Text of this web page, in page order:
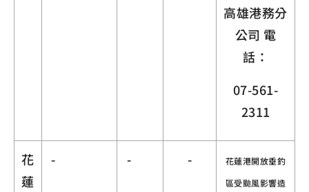
高雄港務分
公司 電
話：
07-561-
2311
花
蓮
- - -
花蓮港開放垂釣
區受颱風影響造